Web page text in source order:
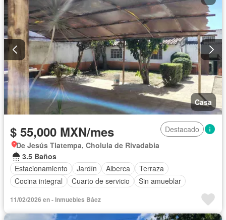
Casa
$ 55,000 MXN/mes
Destacado
De Jesús Tlatempa, Cholula de Rivadabia
3.5 Baños
Estacionamiento
Jardín Alberca
Terraza
Cocina integral
Cuarto de servicio Sin amueblar
11/02/2026 en - Inmuebles Báez